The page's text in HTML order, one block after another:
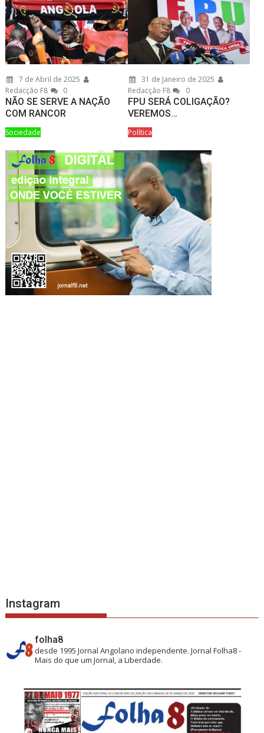
7 de Abril de 2025
Redacção F8
0
NÃO SE SERVE A NAÇÃO
COM RANCOR
Sociedade
31 de Janeiro de 2025
Redacção F8
0
FPU SERÁ COLIGAÇÃO?
VEREMOS…
Política
Instagram
folha8
desde 1995 Jornal Angolano independente.Jornal Folha8 -
Mais do que um Jornal, a Liberdade.